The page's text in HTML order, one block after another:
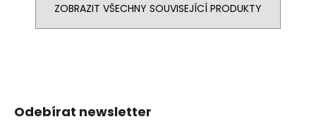
ZOBRAZIT VŠECHNY SOUVISEJÍCÍ PRODUKTY
Odebírat newsletter